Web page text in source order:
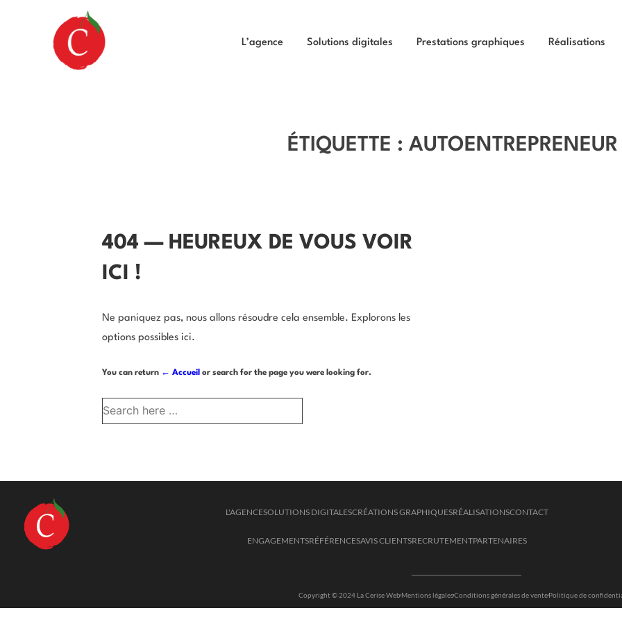
L’agence Solutions digitales Prestations graphiques Réalisations
ÉTIQUETTE :
404 — HEUREUX DE VOUS VOIR
ICI !
Ne paniquez pas, nous allons résoudre cela ensemble. Explorons les
options possibles ici.
You can return ← Accueil or search for the page you were looking for.
L'AGENCESOLUTIONS DIGITALESCRÉATIONS GRAPHIQUESRÉALISATIONSCONTACT
ENGAGEMENTSRÉFÉRENCESAVIS CLIENTSRECRUTEMENTPARTENAIRES
Copyright © 2024 La Cerise Web Mentions légalesConditions générales de ventePolitique de